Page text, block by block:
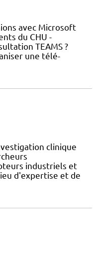
avec Microsoft
du CHU -
TEAMS ?
une télé-
clinique
industriels et
d'expertise et de